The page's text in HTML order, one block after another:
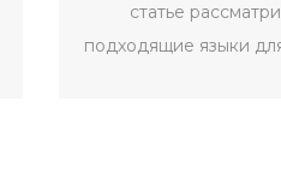
статье
подходящие языки